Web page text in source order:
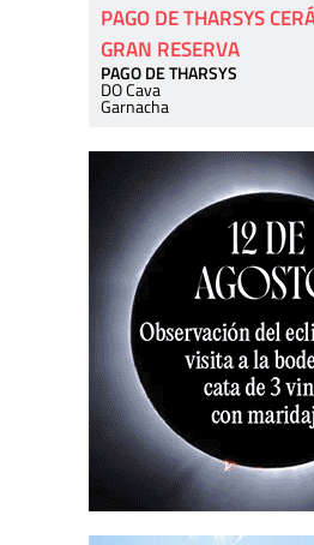
PAGO DE THARSYS
GRAN RESERVA
PAGO DE THARSYS
DO Cava
Garnacha